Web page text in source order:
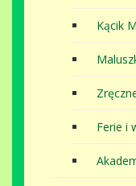
Kącik
Ferie i